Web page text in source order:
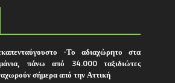
-Το αδιαχώρητο στα
πάνω από 34.000 ταξιδιώτες
σήμερα από την Αττική